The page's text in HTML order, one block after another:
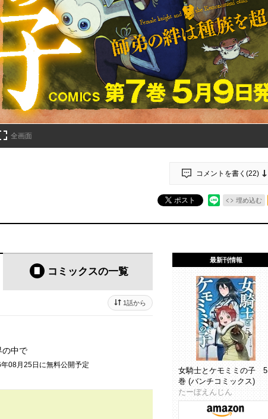
全画面
コメントを書く(22)
ポスト 埋め込む
コミックスの一覧
1話から
の中で
08月25日 に無料公開予定
最新刊情報
女騎士とケモミミの子 5
巻 (バンチコミックス)
たーぼえんじん